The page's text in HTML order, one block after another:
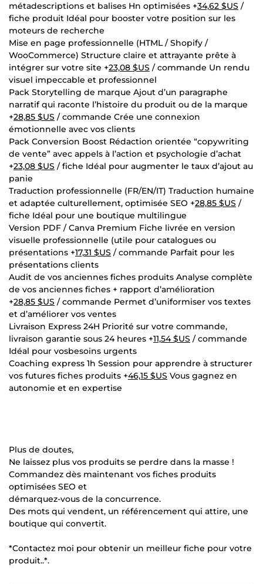
métadescriptions et balises Hn optimisées +34,62 $US /
fiche produit Idéal pour booster votre position sur les
moteurs de recherche
Mise en page professionnelle (HTML / Shopify /
WooCommerce) Structure claire et attrayante prête à
intégrer sur votre site +23,08 $US / commande Un rendu
visuel impeccable et professionnel
Pack Storytelling de marque Ajout d’un paragraphe
narratif qui raconte l’histoire du produit ou de la marque
+28,85 $US / commande Crée une connexion
émotionnelle avec vos clients
Pack Conversion Boost Rédaction orientée “copywriting
de vente” avec appels à l’action et psychologie d’achat
+23,08 $US / fiche Idéal pour augmenter le taux d’ajout au
panie
Traduction professionnelle (FR/EN/IT) Traduction humaine
et adaptée culturellement, optimisée SEO +28,85 $US /
fiche Idéal pour une boutique multilingue
Version PDF / Canva Premium Fiche livrée en version
visuelle professionnelle (utile pour catalogues ou
présentations +17,31 $US / commande Parfait pour les
présentations clients
Audit de vos anciennes fiches produits Analyse complète
de vos anciennes fiches + rapport d’amélioration
+28,85 $US / commande Permet d’uniformiser vos textes
et d’améliorer vos ventes
Livraison Express 24H Priorité sur votre commande,
livraison garantie sous 24 heures +11,54 $US / commande
Idéal pour vosbesoins urgents
Coaching express 1h Session pour apprendre à structurer
vos futures fiches produits +46,15 $US Vous gagnez en
autonomie et en expertise
Plus de doutes,
Ne laissez plus vos produits se perdre dans la masse !
Commandez dès maintenant vos fiches produits
optimisées SEO et
démarquez-vous de la concurrence.
Des mots qui vendent, un référencement qui attire, une
boutique qui convertit.
*Contactez moi pour obtenir un meilleur fiche pour votre
produit..*.